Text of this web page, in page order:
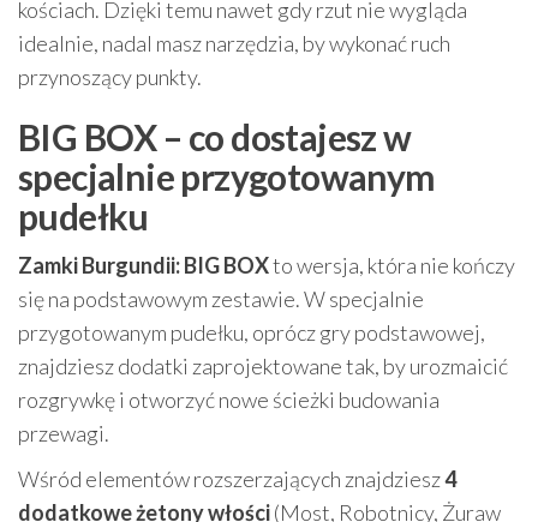
kościach. Dzięki temu nawet gdy rzut nie wygląda
idealnie, nadal masz narzędzia, by wykonać ruch
przynoszący punkty.
BIG BOX – co dostajesz w
specjalnie przygotowanym
pudełku
Zamki Burgundii: BIG BOXto wersja, która nie kończy
się na podstawowym zestawie. W specjalnie
przygotowanym pudełku, oprócz gry podstawowej,
znajdziesz dodatki zaprojektowane tak, by urozmaicić
rozgrywkę i otworzyć nowe ścieżki budowania
przewagi.
Wśród elementów rozszerzających znajdziesz4
dodatkowe żetony włości(Most, Robotnicy, Żuraw